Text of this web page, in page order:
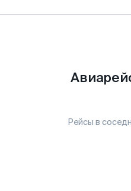
Рейсы в